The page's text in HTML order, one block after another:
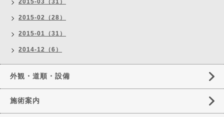
2015-03（31）
2015-02（28）
2015-01（31）
2014-12（6）
外観・道順・設備
施術案内